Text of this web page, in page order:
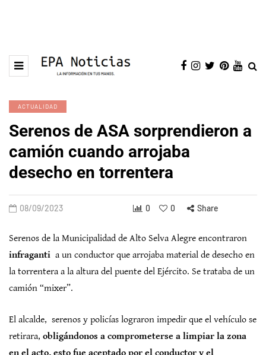
ACTUALIDAD
Serenos de ASA sorprendieron a
camión cuando arrojaba
desecho en torrentera
08/09/2023 0 0 Share
Serenos de la Municipalidad de Alto Selva Alegre encontraron
infraganti a un conductor que arrojaba material de desecho en
la torrentera a la altura del puente del Ejército. Se trataba de un
camión “mixer”.
El alcalde, serenos y policías lograron impedir que el vehículo se
retirara, obligándonos a comprometerse a limpiar la zona